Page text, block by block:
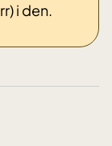
i den.